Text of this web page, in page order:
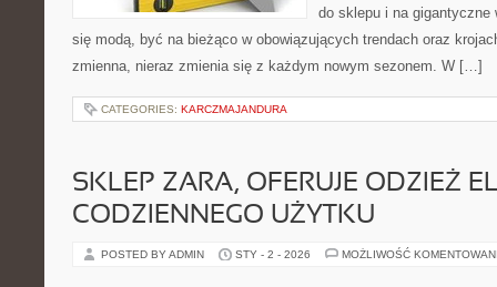
do sklepu i na gigantyczne
się modą, być na bieżąco w obowiązujących trendach oraz
zmienna, nieraz zmienia się z każdym nowym sezonem. W […]
CATEGORIES: KARCZMAJANDURA
SKLEP ZARA, OFERUJE ODZIEŻ
CODZIENNEGO UŻYTKU
POSTED BY ADMIN STY - 2 - 2026 MOŻLIWOŚĆ